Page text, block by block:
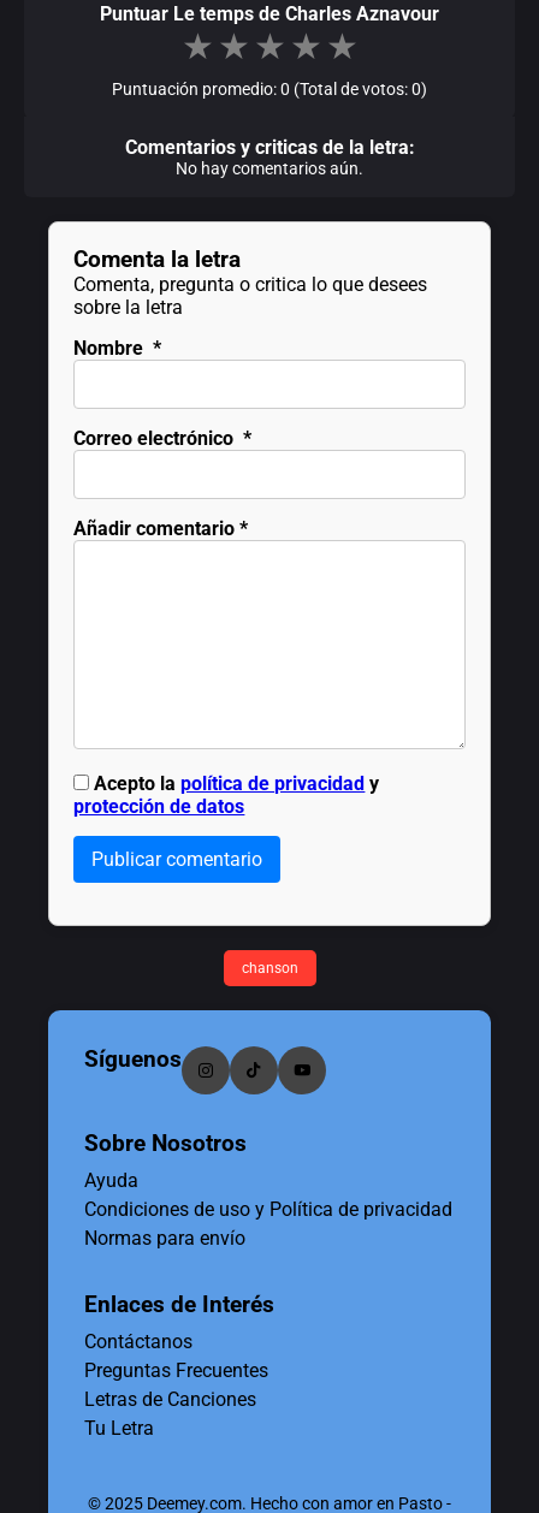
Puntuar Le temps de Charles Aznavour
★ ★ ★ ★ ★
Puntuación promedio: 0 (Total de votos: 0)
Comentarios y criticas de la letra:
No hay comentarios aún.
Comenta la letra
Comenta, pregunta o critica lo que desees
sobre la letra
Nombre *
Correo electrónico *
Añadir comentario *
Acepto lapolítica de privacidad y
protección de datos
Publicar comentario
chanson
Síguenos
Sobre Nosotros
Ayuda
Condiciones de uso y Política de privacidad
Normas para envío
Enlaces de Interés
Contáctanos
Preguntas Frecuentes
Letras de Canciones
Tu Letra
© 2025 Deemey.com. Hecho con amor en Pasto -